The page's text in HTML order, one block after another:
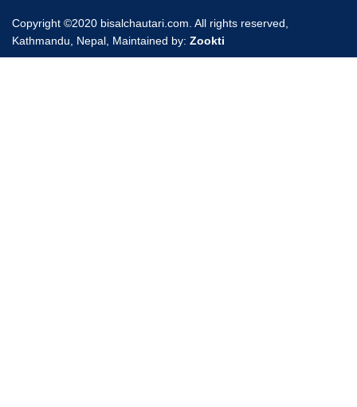
Copyright ©2020 bisalchautari.com. All rights reserved,
Kathmandu, Nepal, Maintained by: Zookti